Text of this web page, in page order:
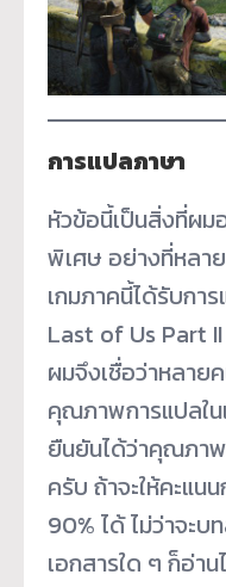
การแปลภาษา
หัวข้อนี้เป็นสิ่งที่ผ
พิเศษ อย่างที่หลา
เกมภาคนี้ได้รับกา
Last of Us Part
ผมจึงเชื่อว่าหลาย
คุณภาพการแปลใน
ยืนยันได้ว่าคุณภา
ครับ ถ้าจะให้คะแ
90% ได้ ไม่ว่าจะบ
เอกสารใด ๆ ก็อ่า